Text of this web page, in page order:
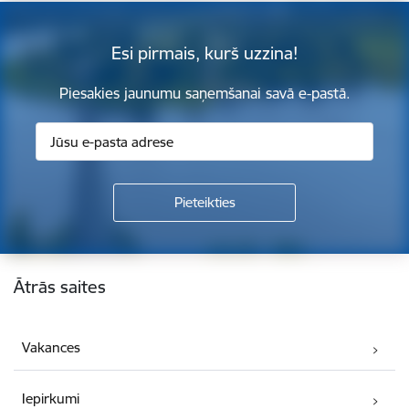
Esi pirmais, kurš uzzina!
Piesakies jaunumu saņemšanai savā e-pastā.
Kājene
Ātrās saites
Vakances
Iepirkumi